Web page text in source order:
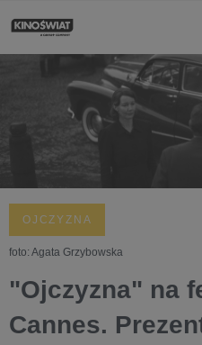
OJCZYZNA
foto: Agata Grzybowska
"Ojczyzna" na
Cannes.